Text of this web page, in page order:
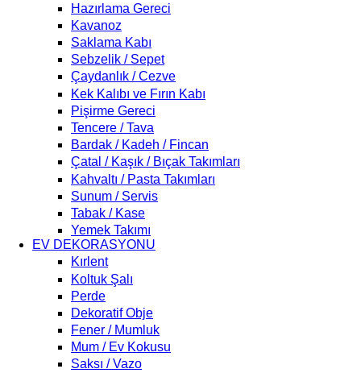
Hazırlama Gereci
Kavanoz
Saklama Kabı
Sebzelik / Sepet
Çaydanlık / Cezve
Kek Kalıbı ve Fırın Kabı
Pişirme Gereci
Tencere / Tava
Bardak / Kadeh / Fincan
Çatal / Kaşık / Bıçak Takımları
Kahvaltı / Pasta Takımları
Sunum / Servis
Tabak / Kase
Yemek Takımı
EV DEKORASYONU
Kırlent
Koltuk Şalı
Perde
Dekoratif Obje
Fener / Mumluk
Mum / Ev Kokusu
Saksı / Vazo